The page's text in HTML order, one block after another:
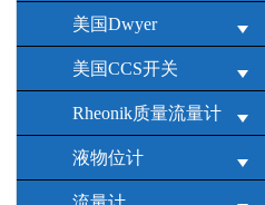
美国Dwyer
美国CCS开关
Rheonik质量流量计
液物位计